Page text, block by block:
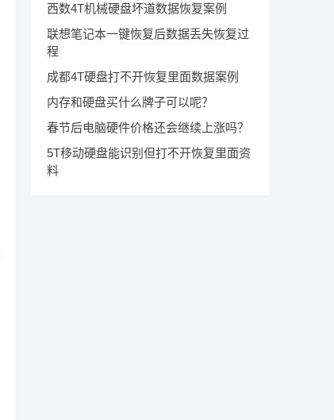
西数4T机械硬盘坏道数据恢复案例
联想笔记本一键恢复后数据丢失恢复过
程
成都4T硬盘打不开恢复里面数据案例
内存和硬盘买什么牌子可以呢？
春节后电脑硬件价格还会继续上涨吗？
5T移动硬盘能识别但打不开恢复里面资
料